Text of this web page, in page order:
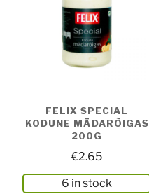
FELIX SPECIAL
KODUNE MÄDARÕIGAS
200G
€2.65
6 in stock